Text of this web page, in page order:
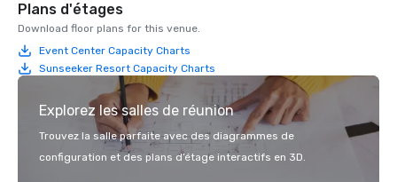
Plans d'étages
Download floor plans for this venue.
Event Center Capacity Charts
Sunseeker Resort Capacity Charts
Explorez les salles de réunion
Trouvez la salle parfaite avec des diagrammes de
configuration et des plans d’étage interactifs en 3D.